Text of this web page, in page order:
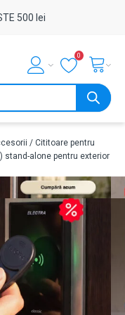
500 lei
0
/ Cititoare pentru
stand-alone pentru exterior